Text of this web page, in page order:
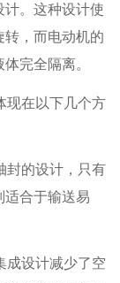
计。这种设计使
转，而电动机的
完全隔离。
现在以下几个方
封的设计，只有
适合于输送易
成设计减少了空